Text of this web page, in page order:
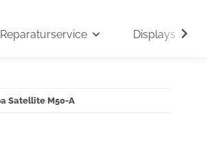
Reparaturservice Displays auf
Satellite M50-A